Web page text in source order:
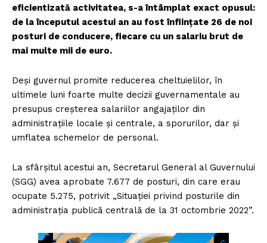
eficientizată activitatea, s-a întâmplat exact opusul:
de la începutul acestui an au fost înființate 26 de noi
posturi de conducere, fiecare cu un salariu brut de
mai multe mii de euro.
Deși guvernul promite reducerea cheltuielilor, în
ultimele luni foarte multe decizii guvernamentale au
presupus creșterea salariilor angajaților din
administrațiile locale și centrale, a sporurilor, dar și
umflatea schemelor de personal.
La sfârșitul acestui an, Secretarul General al Guvernului
(SGG) avea aprobate 7.677 de posturi, din care erau
ocupate 5.275, potrivit „Situației privind posturile din
administrația publică centrală de la 31 octombrie 2022”.